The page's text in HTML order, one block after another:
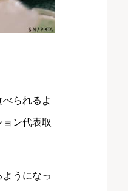
られるよ
ン代表取
うになっ